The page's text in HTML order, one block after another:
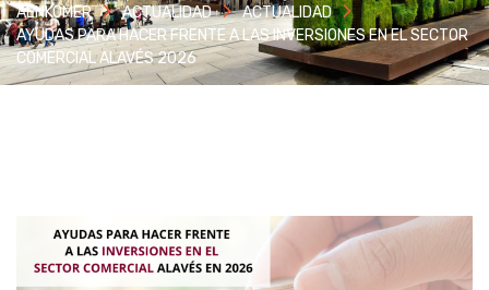
AENKOMER ACTUALIDAD
ACTUALIDAD
AYUDAS PARA HACER FRENTE A LAS INVERSIONES EN EL SECTOR
COMERCIAL ALAVÉS 2026